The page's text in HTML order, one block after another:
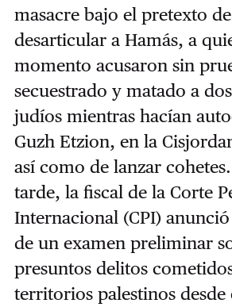
masacre bajo el pretexto
desarticular a Hamás, a
momento acusaron sin
secuestrado y matado a
judíos mientras hacían
Guzh Etzion, en la
así como de lanzar
tarde, la fiscal de la Corte
Internacional (CPI)
de un examen preliminar
presuntos delitos
territorios palestinos desde